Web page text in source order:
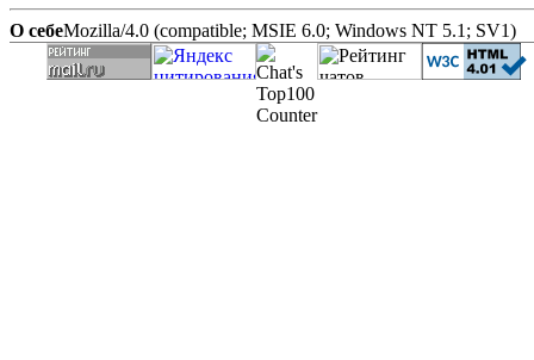
О себеMozilla/4.0 (compatible; MSIE 6.0; Windows NT 5.1; SV1)